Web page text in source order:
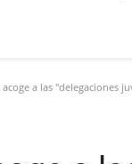
a las "delegaciones